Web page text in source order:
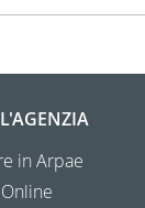
in Arpae